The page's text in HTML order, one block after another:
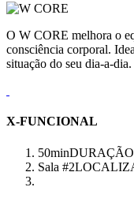
O W CORE melhora o
consciência corporal.
situação do seu dia-a-dia.
X-FUNCIONAL
50minDURAÇÃO
Sala #2